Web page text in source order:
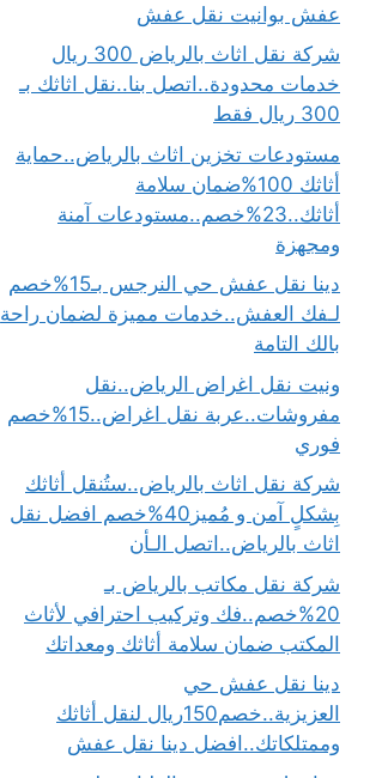
عفش بوانيت نقل عفش
شركة نقل اثاث بالرياض 300 ريال
خدمات محدودة..اتصل بنا..نقل اثاثك بـ
300 ريال فقط
مستودعات تخزين اثاث بالرياض..حماية
أثاثك 100%ضمان سلامة
أثاثك..23%خصم..مستودعات آمنة
ومجهزة
دينا نقل عفش حي النرجس بـ15%خصم
لـفك العفش..خدمات مميزة لضمان راحة
بالك التامة
ونيت نقل اغراض الرياض..نقل
مفروشات..عربة نقل اغراض..15%خصم
فوري
شركة نقل اثاث بالرياض..ستُنقل أثاثك
بِشكلٍ آمن و مُميز40%خصم افضل نقل
اثاث بالرياض..اتصل الـأن
شركة نقل مكاتب بالرياض بـ
20%خصم..فك وتركيب احترافي لأثاث
المكتب ضمان سلامة أثاثك ومعداتك
دينا نقل عفش حي
العزيزية..خصم150ريال لنقل أثاثك
وممتلكاتك..افضل دينا نقل عفش